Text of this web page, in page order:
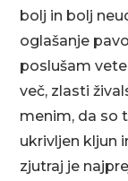
bolj in bolj
oglašanje
poslušam
več, zlasti
menim, da so
ukrivljen kljun
zjutraj je